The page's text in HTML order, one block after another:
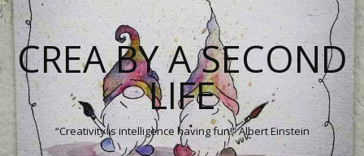
CREA BY A SECOND
LIFE
“Creativity is intelligence having fun!” Albert Einstein